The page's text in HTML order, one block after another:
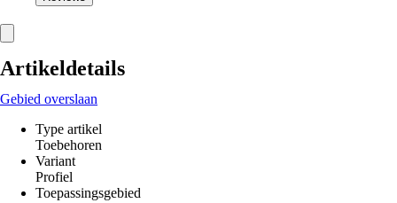
Artikeldetails
Gebied overslaan
Type artikel
Toebehoren
Variant
Profiel
Toepassingsgebied